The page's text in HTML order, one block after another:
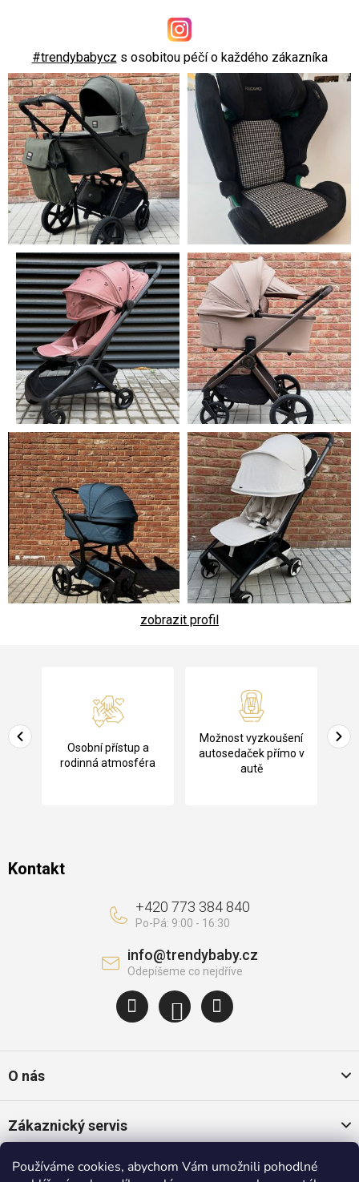
Používáme cookies, abychom Vám umožnili pohodlné
#trendybabycz s osobitou péčí o každého zákazníka
zobrazit profil
a
Osobní přístup a
rodinná atmosféra
Možnost vyzkoušení
autosedaček přímo v
autě
Kontakt
info@trendybaby.cz
+420 773 384 840
O nás
Zákaznický servis
Oblíbené kategorie